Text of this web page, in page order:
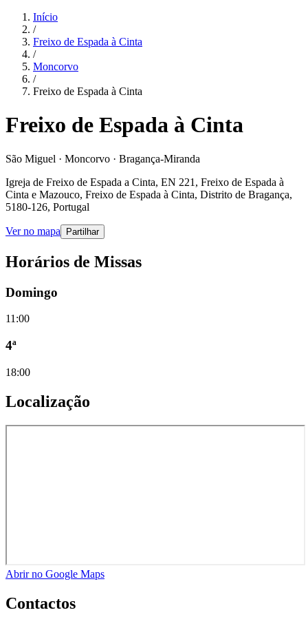
Início
/
Freixo de Espada à Cinta
/
Moncorvo
/
Freixo de Espada à Cinta
Freixo de Espada à Cinta
São Miguel · Moncorvo · Bragança-Miranda
Igreja de Freixo de Espada a Cinta, EN 221, Freixo de Espada à
Cinta e Mazouco, Freixo de Espada à Cinta, Distrito de Bragança,
5180-126, Portugal
Ver no mapa Partilhar
Horários de Missas
Domingo
11:00
4ª
18:00
Localização
Abrir no Google Maps
Contactos